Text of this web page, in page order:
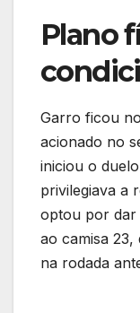
Plano
Garro ficou
acionado no
iniciou o
privilegiava a
optou por dar
ao camisa
na rodada